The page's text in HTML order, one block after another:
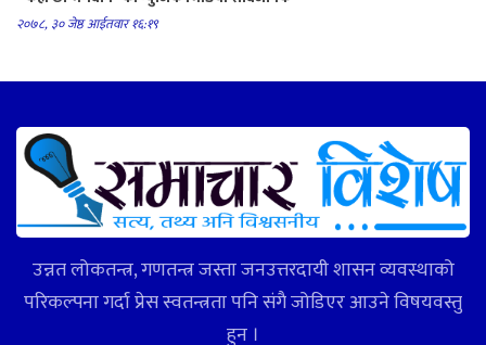
२०७८, ३० जेष्ठ आईतवार १६:१९
उन्नत लोकतन्त्र, गणतन्त्र जस्ता जनउत्तरदायी शासन व्यवस्थाको
परिकल्पना गर्दा प्रेस स्वतन्त्रता पनि संगै जोडिएर आउने विषयवस्तु
हुन ।